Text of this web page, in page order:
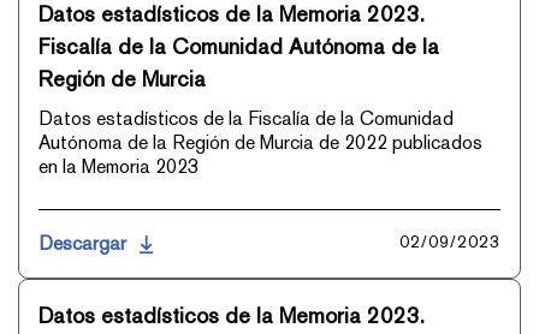
Datos estadísticos de la Memoria 2023.
Fiscalía de la Comunidad Autónoma de la
Región de Murcia
Datos estadísticos de la Fiscalía de la Comunidad
Autónoma de la Región de Murcia de 2022 publicados
en la Memoria 2023
Descargar 02/09/2023
Datos estadísticos de la Memoria 2023.